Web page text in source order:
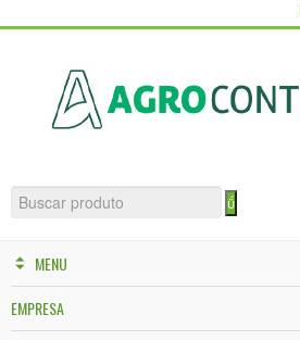
MENU
EMPRESA